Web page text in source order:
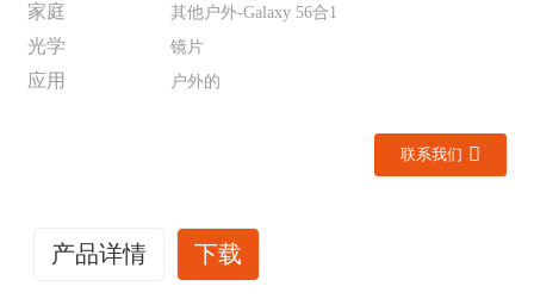
家庭 其他户外-Galaxy 56合1
光学 镜片
应用 户外的
联系我们
产品详情 下载